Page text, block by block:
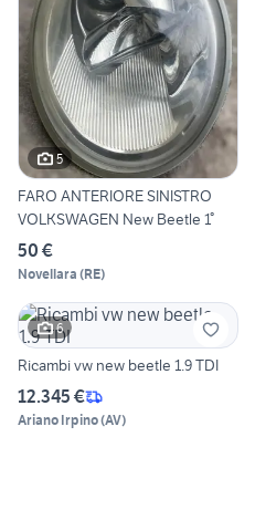
5
FARO ANTERIORE SINISTRO
VOLKSWAGEN New Beetle 1°
50 €
Novellara (RE)
6
Ricambi vw new beetle 1.9 TDI
12.345 €
Ariano Irpino(AV)